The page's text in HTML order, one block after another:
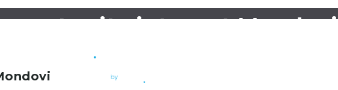
sito internet Mondovi